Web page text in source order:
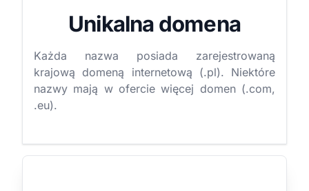
Unikalna domena
Każda nazwa posiada zarejestrowaną
krajową domeną internetową (.pl). Niektóre
nazwy mają w ofercie więcej domen (.com,
.eu).